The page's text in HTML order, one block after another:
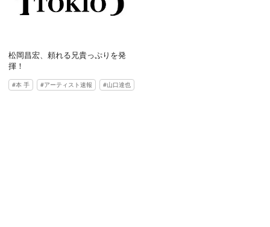
松岡昌宏、頼れる兄貴っぷりを発
揮！
本 手 アーティスト速報 山口達也